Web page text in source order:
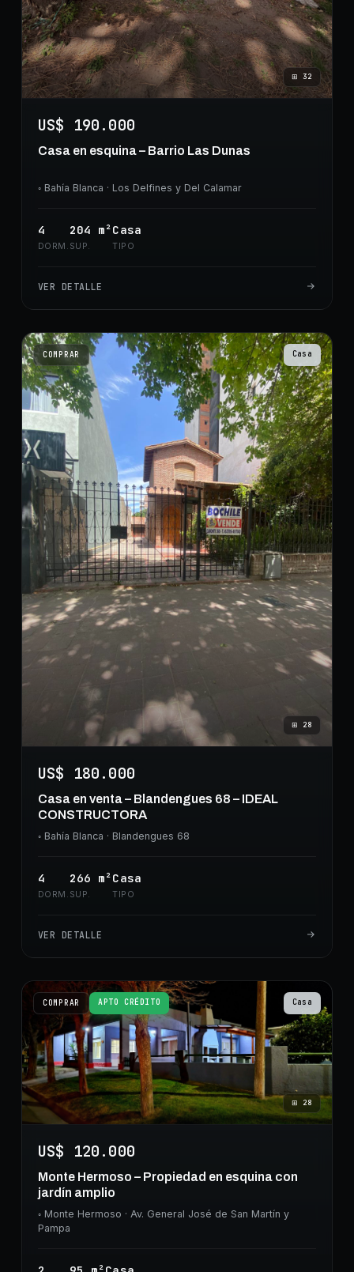
⊞32
US$ 190.000
Casa en esquina – Barrio Las Dunas
◦ Bahía Blanca · Los Delfines y Del Calamar
4
DORM.
204 m²
SUP.
Casa
TIPO
VER DETALLE
COMPRAR Casa
⊞ 28
US$ 180.000
Casa en venta – Blandengues 68 – IDEAL
CONSTRUCTORA
◦ Bahía Blanca · Blandengues 68
4
DORM.
266 m²
SUP.
Casa
TIPO
VER DETALLE
COMPRAR APTO CRÉDITO Casa
⊞ 28
US$ 120.000
Monte Hermoso – Propiedad en esquina con
jardín amplio
◦ Monte Hermoso · Av. General José de San Martín y
Pampa